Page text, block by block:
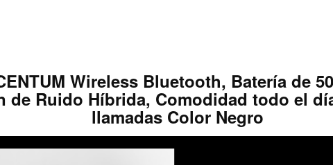
Wireless Bluetooth, Batería de
de Ruido Híbrida, Comodidad todo el
llamadas Color Negro